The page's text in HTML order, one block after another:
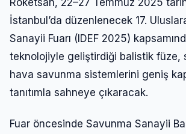
İstanbul’da düzenlenecek 17.
Sanayii Fuarı (IDEF 2025)
teknolojiyle geliştirdiği balistik füze,
hava savunma sistemlerini geniş
tanıtımla sahneye çıkaracak.
Fuar öncesinde Savunma Sanayii